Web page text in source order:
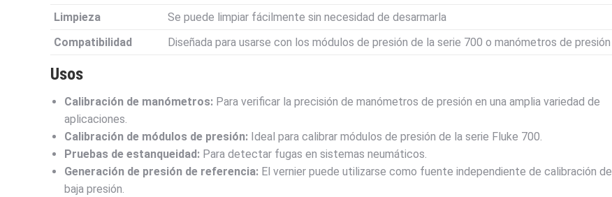
Limpieza
Se puede limpiar fácilmente sin necesidad de desarmarla
Compatibilidad
Diseñada para usarse con los módulos de presión de la serie 700 o manómetros de presión
Usos
Calibración de manómetros: Para verificar la precisión de manómetros de presión en una amplia variedad de
aplicaciones.
Calibración de módulos de presión: Ideal para calibrar módulos de presión de la serie Fluke 700.
Pruebas de estanqueidad: Para detectar fugas en sistemas neumáticos.
Generación de presión de referencia: El vernier puede utilizarse como fuente independiente de calibración de
baja presión.